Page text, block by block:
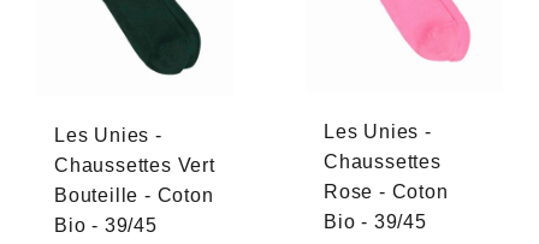
Les Unies -
Chaussettes Vert
Bouteille - Coton
Bio - 39/45
Les Unies -
Chaussettes
Rose - Coton
Bio - 39/45